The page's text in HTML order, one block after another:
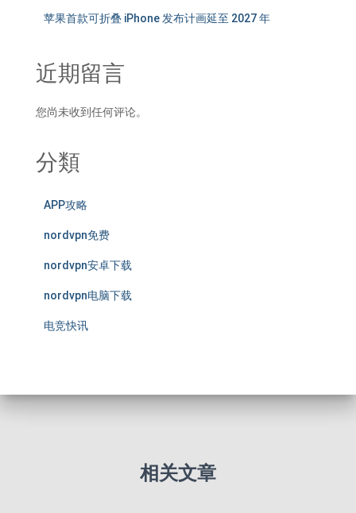
苹果首款可折叠 iPhone 发布计画延至 2027 年
近期留言
您尚未收到任何评论。
分類
APP攻略
nordvpn免费
nordvpn安卓下载
nordvpn电脑下载
电竞快讯
相关文章